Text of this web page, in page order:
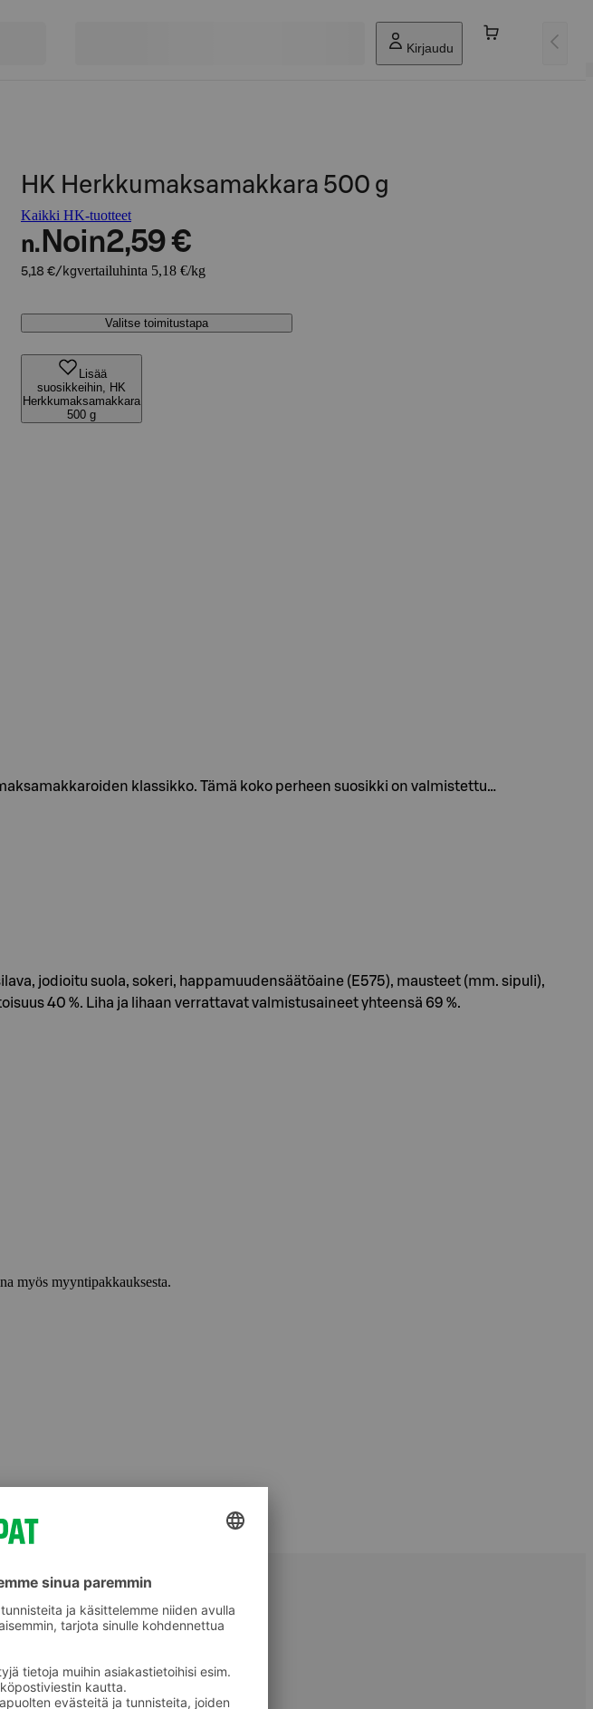
Kirjaudu
HK Herkkumaksamakkara 500 g
Kaikki HK-tuotteet
n. Noin2,59 €
5,18 €/kgvertailuhinta 5,18 €/kg
Valitse toimitustapa
Lisää
suosikkeihin, HK
Herkkumaksamakkara
500 g
klassikko. Tämä koko perheen suosikki on valmistettu…
jodioitu suola, sokeri, happamuudensäätöaine (E575), mausteet (mm. sipuli),
40 %. Liha ja lihaan verrattavat valmistusaineet yhteensä 69 %.
myös myyntipakkauksesta.